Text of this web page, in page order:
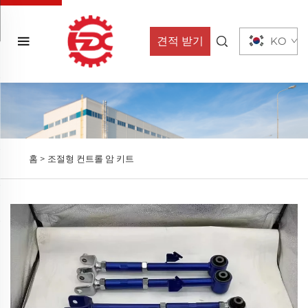
견적 받기 KO
홈 > 조절형 컨트롤 암 키트